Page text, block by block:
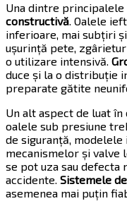
Una dintre
constructivă. Oalele
inferioare, mai subțiri
ușurință pete,
o utilizare intensivă.
duce și la o distribuție
preparate gătite
Un alt aspect de luat în
oalele sub presiune
de siguranță,
mecanismelor și valve
se pot uza sau defecta
accidente. Sistemele
asemenea mai puțin